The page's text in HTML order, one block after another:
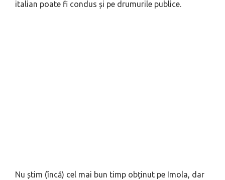
italian poate fi condus și pe drumurile publice.
Nu știm (încă) cel mai bun timp obținut pe Imola, dar